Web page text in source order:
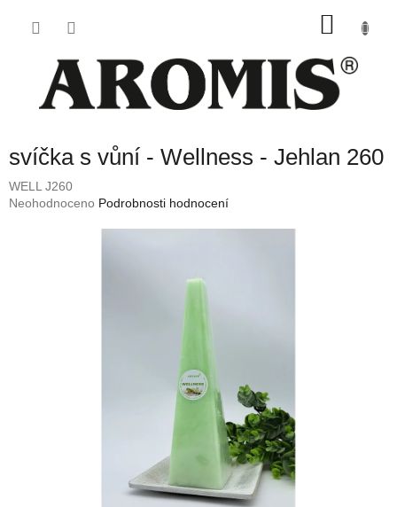
svíčka s vůní - Wellness - Jehlan 260
WELL J260
Průměrné
Neohodnoceno Podrobnosti hodnocení